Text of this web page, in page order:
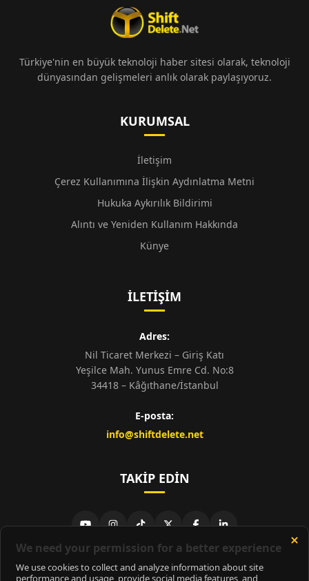
Türkiye'nin en büyük teknoloji haber sitesi olarak, teknoloji
dünyasından gelişmeleri anlık olarak paylaşıyoruz.
KURUMSAL
İletişim
Çerez Kullanımına İlişkin Aydınlatma Metni
Hukuka Aykırılık Bildirimi
Alıntı ve Yeniden Kullanım Hakkında
Künye
İLETIŞIM
Adres:
Nil Ticaret Merkezi – Giriş Katı
Yeşilce Mah. Yunus Emre Cd. No:8
34418 – Kâğıthane/İstanbul
E-posta:
info@shiftdelete.net
TAKIP EDIN